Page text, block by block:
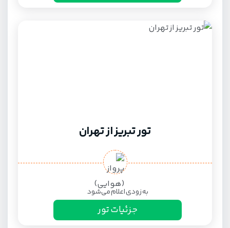
تور تبریز از تهران
به زودی اعلام می‌شود
جزئیات تور